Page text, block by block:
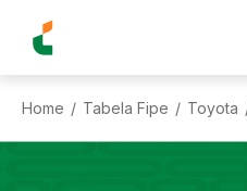
Home / Tabela Fipe / Toyota